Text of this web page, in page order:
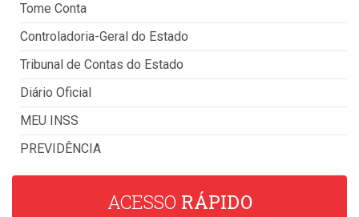
Tome Conta
Controladoria-Geral do Estado
Tribunal de Contas do Estado
Diário Oficial
MEU INSS
PREVIDÊNCIA
ACESSO RÁPIDO